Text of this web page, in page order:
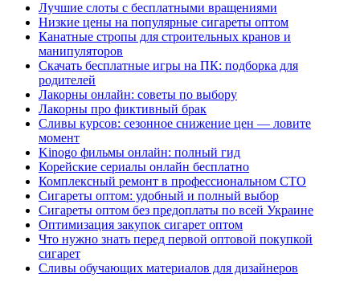
Лучшие слоты с бесплатными вращениями
Низкие цены на популярные сигареты оптом
Канатные стропы для строительных кранов и
манипуляторов
Скачать бесплатные игры на ПК: подборка для
родителей
Лакорны онлайн: советы по выбору
Лакорны про фиктивный брак
Сливы курсов: сезонное снижение цен — ловите
момент
Kinogo фильмы онлайн: полный гид
Корейские сериалы онлайн бесплатно
Комплексный ремонт в профессиональном СТО
Сигареты оптом: удобный и полный выбор
Сигареты оптом без предоплаты по всей Украине
Оптимизация закупок сигарет оптом
Что нужно знать перед первой оптовой покупкой
сигарет
Сливы обучающих материалов для дизайнеров